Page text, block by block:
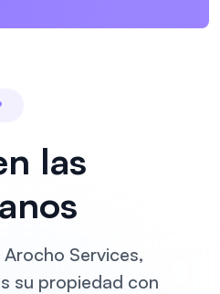
las
Services,
su propiedad con